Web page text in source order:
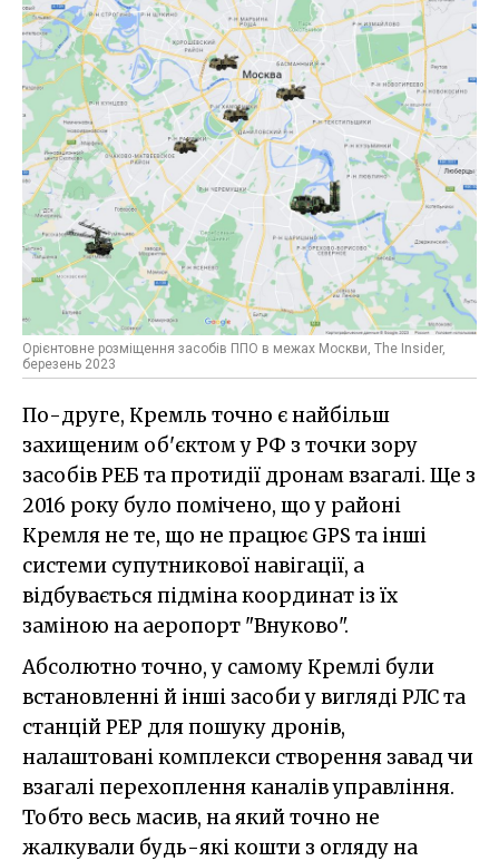
Орієнтовне розміщення засобів ППО в межах Москви, The Insider,
березень 2023
По-друге, Кремль точно є найбільш
захищеним об'єктом у РФ з точки зору
засобів РЕБ та протидії дронам взагалі. Ще з
2016 року було помічено, що у районі
Кремля не те, що не працює GPS та інші
системи супутникової навігації, а
відбувається підміна координат із їх
заміною на аеропорт "Внуково".
Абсолютно точно, у самому Кремлі були
встановленні й інші засоби у вигляді РЛС та
станцій РЕР для пошуку дронів,
налаштовані комплекси створення завад чи
взагалі перехоплення каналів управління.
Тобто весь масив, на який точно не
жалкували будь-які кошти з огляду на